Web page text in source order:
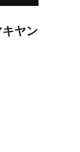
ヤン